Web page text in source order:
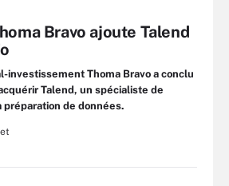
Bravo ajoute Talend
investissement Thoma Bravo a conclu
Talend, un spécialiste de
préparation de données.